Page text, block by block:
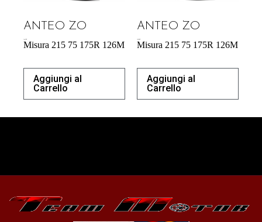
ANTEO ZO
Misura 215 75 175R 126M
Aggiungi al
Carrello
ANTEO ZO
Misura 215 75 175R 126M
Aggiungi al
Carrello